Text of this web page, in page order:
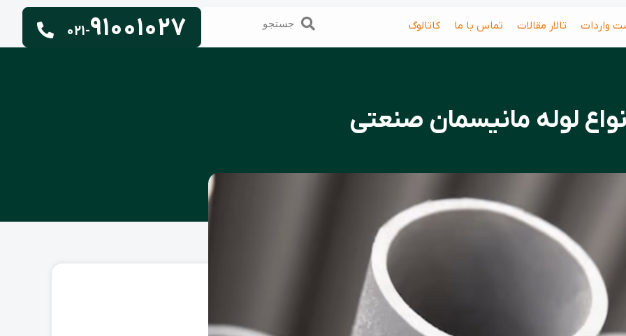
واردات تالار مقالات تماس با ما کاتالوگ جستجوجستجو 021-91001027
لوله مانیسمان صنعتی